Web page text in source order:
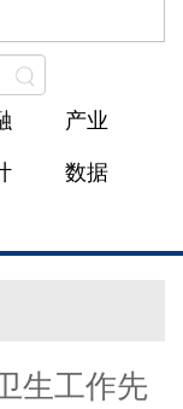
产业
数据
生工作先